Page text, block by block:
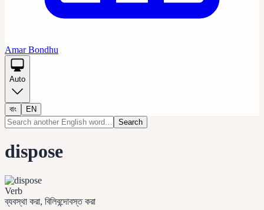
Amar Bondhu
Auto
বাং
EN
Search
dispose
Verb
ব্যবস্থা করা, বিলিবন্দোবস্ত করা